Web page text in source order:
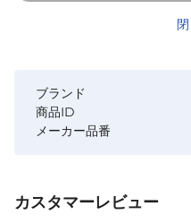
ブランド
商品ID
メーカー品番
カスタマーレビュー